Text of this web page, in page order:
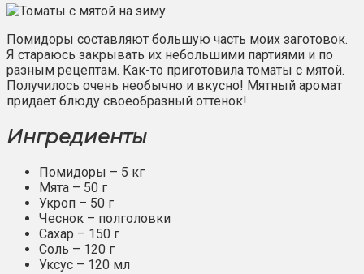
Помидоры составляют большую часть моих заготовок.
Я стараюсь закрывать их небольшими партиями и по
разным рецептам. Как-то приготовила томаты с мятой.
Получилось очень необычно и вкусно! Мятный аромат
придает блюду своеобразный оттенок!
Ингредиенты
Помидоры – 5 кг
Мята – 50 г
Укроп – 50 г
Чеснок – полголовки
Сахар – 150 г
Соль – 120 г
Уксус – 120 мл